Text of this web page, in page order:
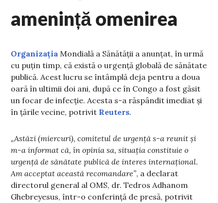
amenință omenirea
Organizația Mondială a Sănătății a anunțat, în urmă
cu puțin timp, că există o urgență globală de sănătate
publică. Acest lucru se întâmplă deja pentru a doua
oară în ultimii doi ani, după ce în Congo a fost găsit
un focar de infecție. Acesta s-a răspândit imediat și
în țările vecine, potrivit Reuters.
„Astăzi (miercuri), comitetul de urgență s-a reunit și
m-a informat că, în opinia sa, situația constituie o
urgență de sănătate publică de interes internațional.
Am acceptat această recomandare”, a declarat
directorul general al OMS, dr. Tedros Adhanom
Ghebreyesus, într-o conferință de presă, potrivit